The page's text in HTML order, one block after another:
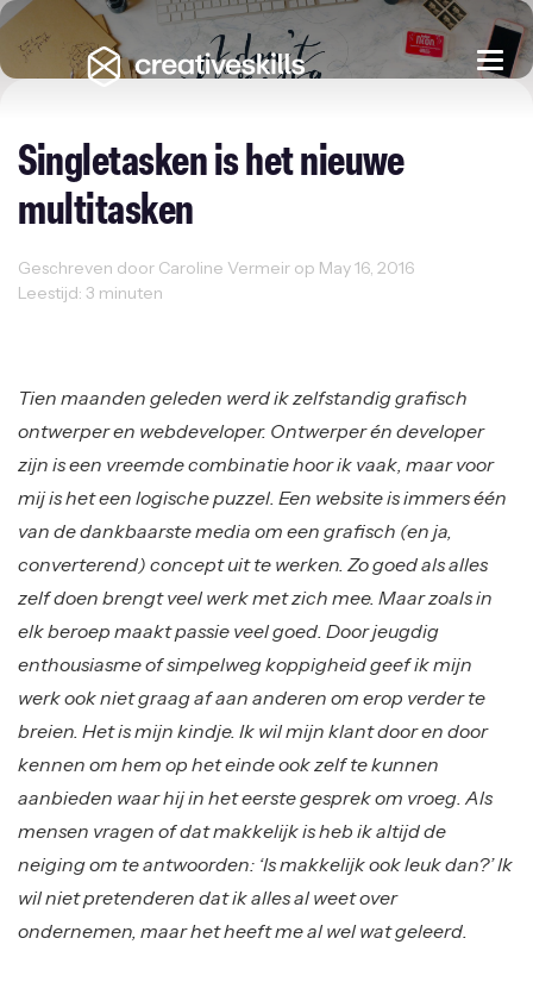
Singletasken is het nieuwe
multitasken
Geschreven door Caroline Vermeir op May 16, 2016
Leestijd: 3 minuten
Tien maanden geleden werd ik zelfstandig grafisch
ontwerper en webdeveloper. Ontwerper én developer
zijn is een vreemde combinatie hoor ik vaak, maar voor
mij is het een logische puzzel. Een website is immers één
van de dankbaarste media om een grafisch (en ja,
converterend) concept uit te werken. Zo goed als alles
zelf doen brengt veel werk met zich mee. Maar zoals in
elk beroep maakt passie veel goed. Door jeugdig
enthousiasme of simpelweg koppigheid geef ik mijn
werk ook niet graag af aan anderen om erop verder te
breien. Het is mijn kindje. Ik wil mijn klant door en door
kennen om hem op het einde ook zelf te kunnen
aanbieden waar hij in het eerste gesprek om vroeg. Als
mensen vragen of dat makkelijk is heb ik altijd de
neiging om te antwoorden: ‘Is makkelijk ook leuk dan?’ Ik
wil niet pretenderen dat ik alles al weet over
ondernemen, maar het heeft me al wel wat geleerd.